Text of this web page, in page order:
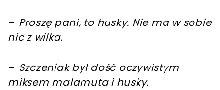
– Proszę pani, to husky. Nie ma w sobie
nic z wilka.
– Szczeniak był dość oczywistym
miksem malamuta i husky.